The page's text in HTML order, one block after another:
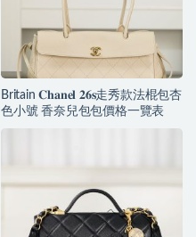
Britain 𝐂𝐡𝐚𝐧𝐞𝐥 𝟐𝟔𝐬走秀款法棍包杏
色小號 香奈兒包包價格一覽表